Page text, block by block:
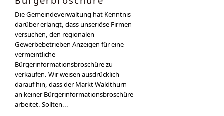
Die Gemeindeverwaltung hat Kenntnis
darüber erlangt, dass unseriöse Firmen
versuchen, den regionalen
Gewerbebetrieben Anzeigen für eine
vermeintliche
Bürgerinformationsbroschüre zu
verkaufen. Wir weisen ausdrücklich
darauf hin, dass der Markt Waldthurn
an keiner Bürgerinformationsbroschüre
arbeitet. Sollten...